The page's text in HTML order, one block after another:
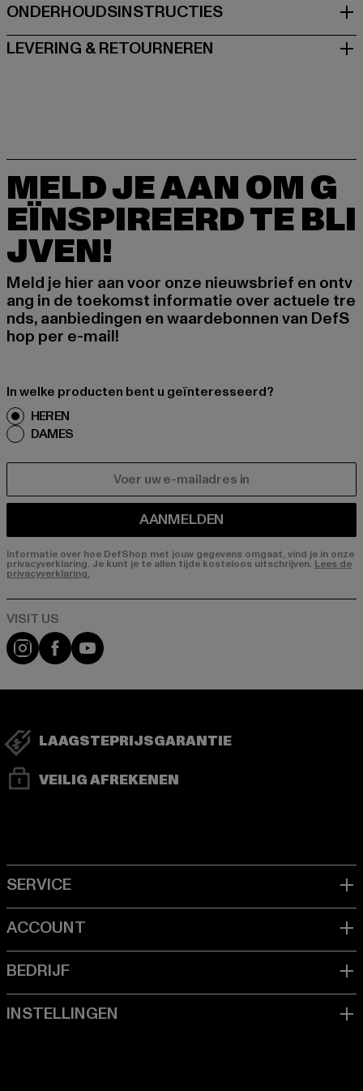
ONDERHOUDSINSTRUCTIES
LEVERING & RETOURNEREN
MELD JE AAN OM G
EÏNSPIREERD TE BLI
JVEN!
Meld je hier aan voor onze nieuwsbrief en ontv
ang in de toekomst informatie over actuele tre
nds, aanbiedingen en waardebonnen van DefS
hop per e-mail!
In welke producten bent u geïnteresseerd?
HEREN
DAMES
AANMELDEN
Informatie over hoe DefShop met jouw gegevens omgaat, vind je in onze
privacyverklaring. Je kunt je te allen tijde kosteloos uitschrijven. Lees de
privacyverklaring.
Visit our Instagram page:
Visit our Facebook page:
Visit our YouTube channel:
LAAGSTEPRIJSGARANTIE
VEILIG AFREKENEN